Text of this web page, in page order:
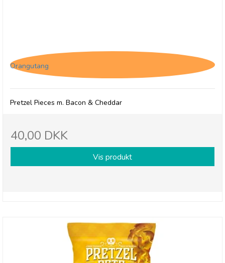
Orangutang
Pretzel Pieces m. Bacon & Cheddar
40,00 DKK
Vis produkt